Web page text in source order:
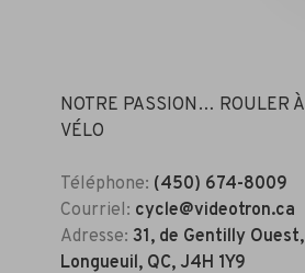
NOTRE PASSION… ROULER À
VÉLO
Téléphone: (450) 674-8009
Courriel: cycle@videotron.ca
Adresse: 31, de Gentilly Ouest,
Longueuil, QC, J4H 1Y9